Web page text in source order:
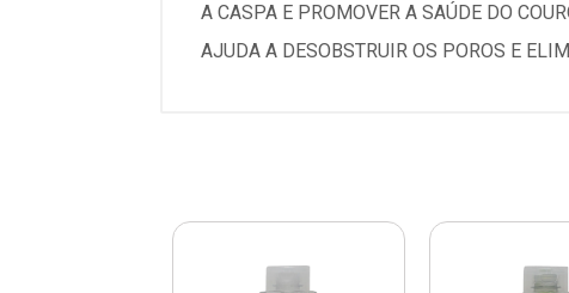
A CASPA E PROMOVER A SAÚDE DO
AJUDA A DESOBSTRUIR OS POROS E